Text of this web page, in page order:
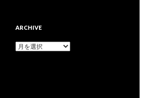
ARCHIVE
Archive